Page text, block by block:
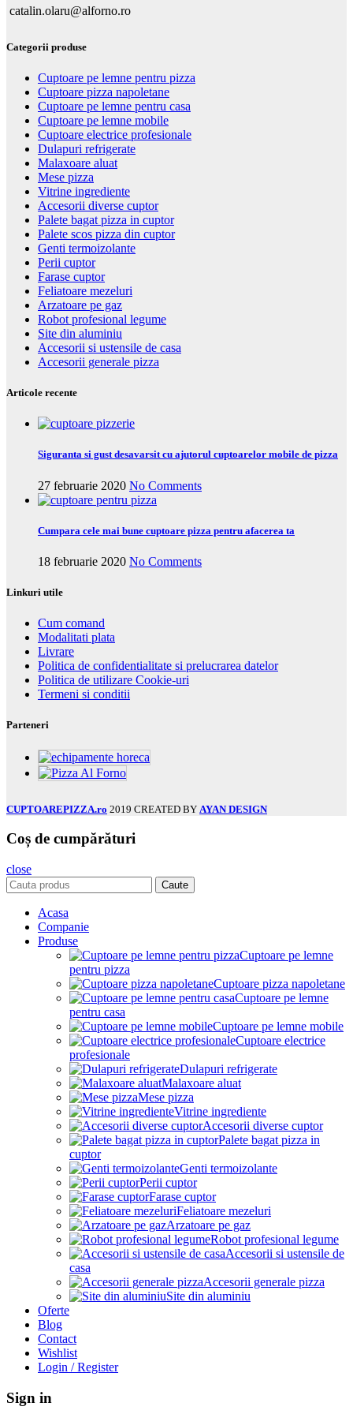
catalin.olaru@alforno.ro
Categorii produse
Cuptoare pe lemne pentru pizza
Cuptoare pizza napoletane
Cuptoare pe lemne pentru casa
Cuptoare pe lemne mobile
Cuptoare electrice profesionale
Dulapuri refrigerate
Malaxoare aluat
Mese pizza
Vitrine ingrediente
Accesorii diverse cuptor
Palete bagat pizza in cuptor
Palete scos pizza din cuptor
Genti termoizolante
Perii cuptor
Farase cuptor
Feliatoare mezeluri
Arzatoare pe gaz
Robot profesional legume
Site din aluminiu
Accesorii si ustensile de casa
Accesorii generale pizza
Articole recente
Siguranta si gust desavarsit cu ajutorul cuptoarelor mobile de pizza
27 februarie 2020 No Comments
Cumpara cele mai bune cuptoare pizza pentru afacerea ta
18 februarie 2020 No Comments
Linkuri utile
Cum comand
Modalitati plata
Livrare
Politica de confidentialitate si prelucrarea datelor
Politica de utilizare Cookie-uri
Termeni si conditii
Parteneri
CUPTOAREPIZZA.ro 2019 CREATED BY AYAN DESIGN
Coș de cumpărături
close
Caute
Acasa
Companie
Produse
Cuptoare pe lemne
pentru pizza
Cuptoare pizza napoletane
Cuptoare pe lemne
pentru casa
Cuptoare pe lemne mobile
Cuptoare electrice
profesionale
Dulapuri refrigerate
Malaxoare aluat
Mese pizza
Vitrine ingrediente
Accesorii diverse cuptor
Palete bagat pizza in
cuptor
Genti termoizolante
Perii cuptor
Farase cuptor
Feliatoare mezeluri
Arzatoare pe gaz
Robot profesional legume
Accesorii si ustensile de
casa
Accesorii generale pizza
Site din aluminiu
Oferte
Blog
Contact
Wishlist
Login / Register
Sign in